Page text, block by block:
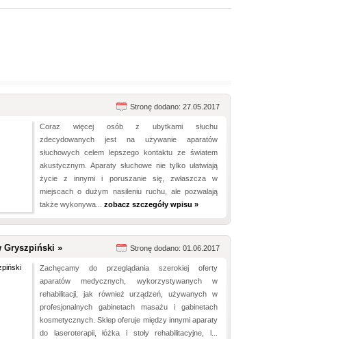
Stronę dodano: 27.05.2017
Coraz więcej osób z ubytkami słuchu
zdecydowanych jest na używanie aparatów
słuchowych celem lepszego kontaktu ze światem
akustycznym. Aparaty słuchowe nie tylko ułatwiają
życie z innymi i poruszanie się, zwłaszcza w
miejscach o dużym nasileniu ruchu, ale pozwalają
także wykonywa... zobacz szczegóły wpisu »
Gryszpiński » Stronę dodano: 01.06.2017
Zachęcamy do przeglądania szerokiej oferty
aparatów medycznych, wykorzystywanych w
rehabilitacji, jak również urządzeń, używanych w
profesjonalnych gabinetach masażu i gabinetach
kosmetycznych. Sklep oferuje między innymi aparaty
do laseroterapii, łóżka i stoły rehabilitacyjne, l...